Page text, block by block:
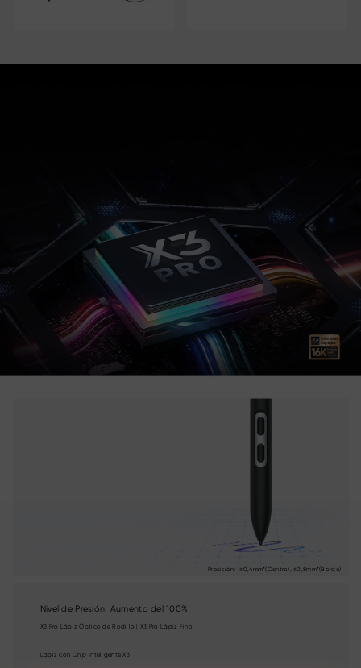
Precisión: ±0,4mm*(Centro), ±0,8mm*(Borde)
Nivel de Presión Aumento del 100%
X3 Pro Lápiz Óptico de Rodillo | X3 Pro Lápiz Fino
Lápiz con Chip Inteligente X3